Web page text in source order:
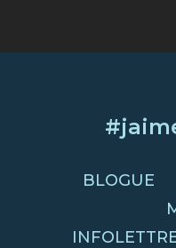
BLOGUE